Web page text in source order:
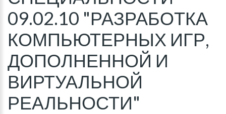
09.02.10 "РАЗРАБОТКА
КОМПЬЮТЕРНЫХ ИГР,
ДОПОЛНЕННОЙ И
ВИРТУАЛЬНОЙ
РЕАЛЬНОСТИ"